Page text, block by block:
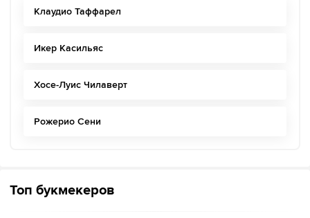
Клаудио Таффарел
Икер Касильяс
Хосе-Луис Чилаверт
Рожерио Сени
Топ букмекеров